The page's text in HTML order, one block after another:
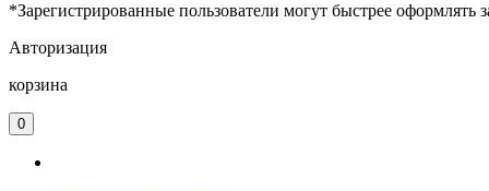
*Зарегистрированные пользователи могут быстрее
Авторизация
корзина
0